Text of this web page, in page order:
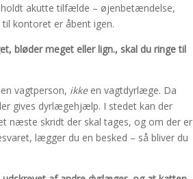
akutte tilfælde – øjenbetændelse,
kontoret er åbent igen.
bløder meget eller lign., skal du ringe til
vagtperson, ikkeen vagtdyrlæge. Da
gives dyrlægehjælp. I stedet kan der
næste skridt der skal tages, og om der er
lægger du en besked – så bliver du